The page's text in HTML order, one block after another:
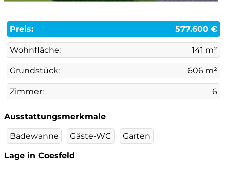
Preis: 577.600 €
Wohnfläche: 141 m²
Grundstück: 606 m²
Zimmer: 6
Ausstattungsmerkmale
Badewanne
Gäste-WC Garten
Lage in Coesfeld